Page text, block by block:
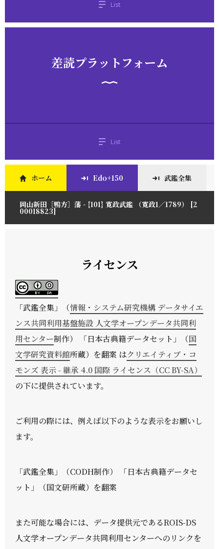
List
差読プラットフォーム
List
ホーム Edo+150 武鑑全集
岡山新田［鴨方］藩 - {101} 寛政武鑑 （寛政1／1789） [2
00018823]
ライセンス
「武鑑全集 」（情報・システム研究機構 データサイエ
ンス共同利用基盤施設 人文学オープンデータ共同利
用センター制作） 「日本古典籍データセット」（国
文学研究資料館所蔵）を翻案 はクリエイティブ・コ
モンズ 表示 - 継承 4.0 国際 ライセンス（CC BY-SA）
の下に提供されています。
ご利用の際には、例えば以下のような表示をお願いし
ます。
「武鑑全集」（CODH制作） 「日本古典籍データセ
ット」（国文研所蔵）を翻案
また可能な場合には、データ提供元であるROIS-DS
人文学オープンデータ共同利用センターへのリンクを